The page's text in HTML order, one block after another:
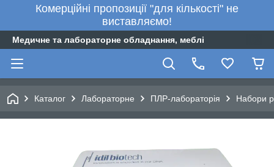
Комерційні пропозиції "для кількості" не
виставляємо!
Медичне та лабораторне обладнання, меблі
Каталог Лабораторне ПЛР-лабораторія Набори